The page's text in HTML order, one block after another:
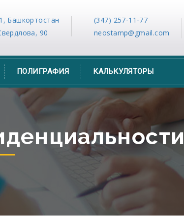
Башкортостан
90
(347) 257-11-77
neostamp@gmail.com
ПОЛИГРАФИЯ КАЛЬКУЛЯТОРЫ